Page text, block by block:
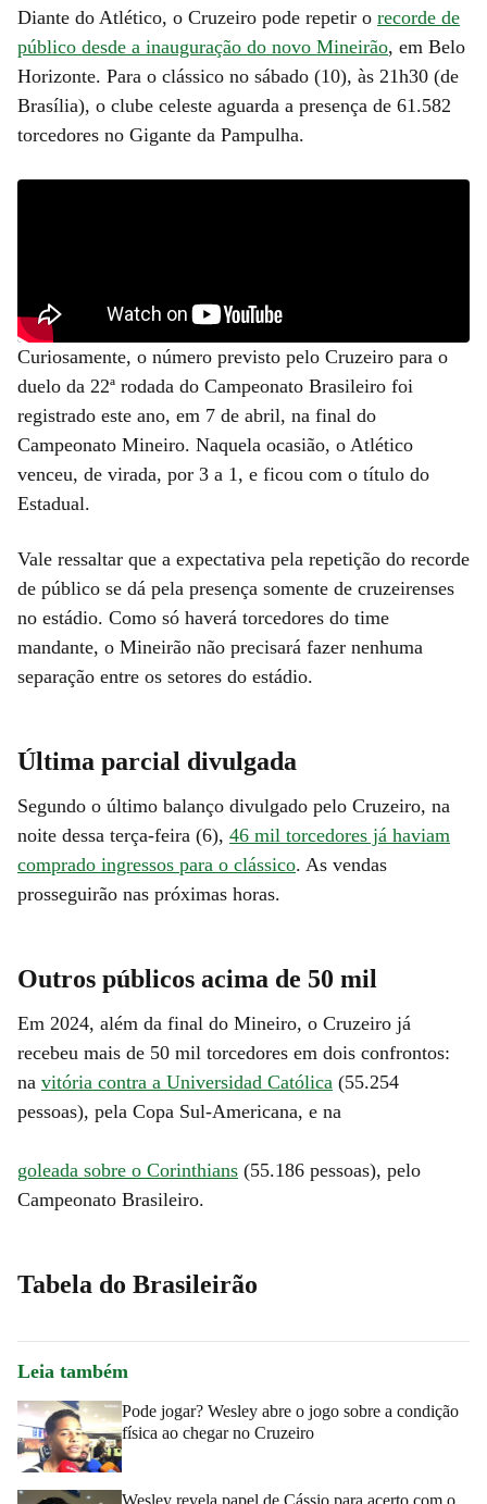
Diante do Atlético, o Cruzeiro pode repetir o recorde de
público desde a inauguração do novo Mineirão, em Belo
Horizonte. Para o clássico no sábado (10), às 21h30 (de
Brasília), o clube celeste aguarda a presença de 61.582
torcedores no Gigante da Pampulha.
Curiosamente, o número previsto pelo Cruzeiro para o
duelo da 22ª rodada do Campeonato Brasileiro foi
registrado este ano, em 7 de abril, na final do
Campeonato Mineiro. Naquela ocasião, o Atlético
venceu, de virada, por 3 a 1, e ficou com o título do
Estadual.
Vale ressaltar que a expectativa pela repetição do recorde
de público se dá pela presença somente de cruzeirenses
no estádio. Como só haverá torcedores do time
mandante, o Mineirão não precisará fazer nenhuma
separação entre os setores do estádio.
Última parcial divulgada
Segundo o último balanço divulgado pelo Cruzeiro, na
noite dessa terça-feira (6), 46 mil torcedores já haviam
comprado ingressos para o clássico. As vendas
prosseguirão nas próximas horas.
Outros públicos acima de 50 mil
Em 2024, além da final do Mineiro, o Cruzeiro já
recebeu mais de 50 mil torcedores em dois confrontos:
na vitória contra a Universidad Católica (55.254
pessoas), pela Copa Sul-Americana, e na
goleada sobre o Corinthians (55.186 pessoas), pelo
Campeonato Brasileiro.
Tabela do Brasileirão
Leia também
Pode jogar? Wesley abre o jogo sobre a condição
física ao chegar no Cruzeiro
Wesley revela papel de Cássio para acerto com o